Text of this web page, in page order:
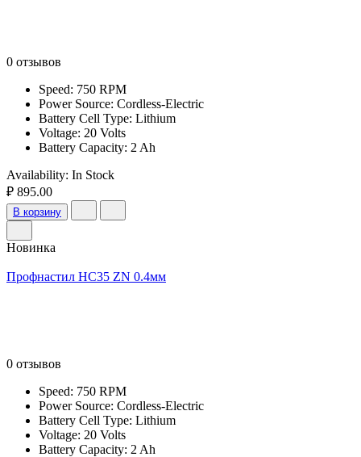
0 отзывов
Speed: 750 RPM
Power Source: Cordless-Electric
Battery Cell Type: Lithium
Voltage: 20 Volts
Battery Capacity: 2 Ah
Availability: In Stock
₽ 895.00
В корзину
Новинка
Профнастил НС35 ZN 0.4мм
0 отзывов
Speed: 750 RPM
Power Source: Cordless-Electric
Battery Cell Type: Lithium
Voltage: 20 Volts
Battery Capacity: 2 Ah